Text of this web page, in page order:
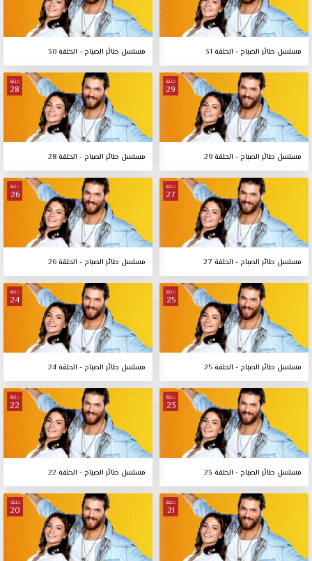
مسلسل طائر الصباح - الحلقة 31 مسلسل طائر الصباح - الحلقة 30
حلقة
29
مسلسل طائر الصباح - الحلقة 29
حلقة
28
مسلسل طائر الصباح - الحلقة 28
حلقة
27
مسلسل طائر الصباح - الحلقة 27
حلقة
26
مسلسل طائر الصباح - الحلقة 26
حلقة
25
مسلسل طائر الصباح - الحلقة 25
حلقة
24
مسلسل طائر الصباح - الحلقة 24
حلقة
23
مسلسل طائر الصباح - الحلقة 23
حلقة
22
مسلسل طائر الصباح - الحلقة 22
حلقة
21
حلقة
20